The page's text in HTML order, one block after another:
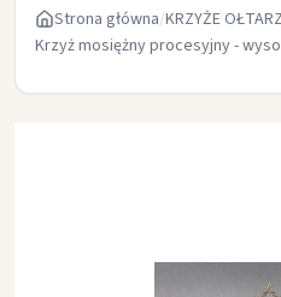
Strona główna/KRZYŻE
Krzyż mosiężny procesyjny -